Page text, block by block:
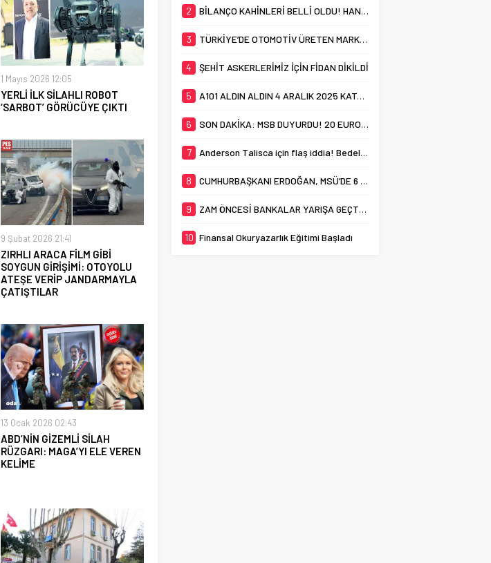
1 Mayıs 2026 12:05
YERLİ İLK SİLAHLI ROBOT
‘SARBOT’ GÖRÜCÜYE ÇIKTI
9 Şubat 2026 21:41
ZIRHLI ARACA FİLM GİBİ
SOYGUN GİRİŞİMİ: OTOYOLU
ATEŞE VERİP JANDARMAYLA
ÇATIŞTILAR
13 Ocak 2026 02:43
ABD’NİN GİZEMLİ SİLAH
RÜZGARI: MAGA’YI ELE VEREN
KELİME
2 BİLANÇO KAHİNLERİ BELLİ OLDU! HANGİ ARACI KURUM EN İSABETLİ TAHMİNİ YAPTI?
3 TÜRKİYE’DE OTOMOTİV ÜRETEN MARKA SAYISI 11’E YÜKSELDİ!
4 ŞEHİT ASKERLERİMİZ İÇİN FİDAN DİKİLDİ
5 A101 ALDIN ALDIN 4 ARALIK 2025 KATALOĞU YAYINDA! A101’DE BU HAFTA NELER VAR?
6 SON DAKİKA: MSB DUYURDU! 20 EUROFİGHTER’IN MALİYETİ NE KADAR OLACAK?
7 Anderson Talisca için flaş iddia! Bedelsiz ayrılabilir
8 CUMHURBAŞKANI ERDOĞAN, MSÜ’DE 6 YENİ CAMİNİN AÇILIŞINI YAPTI
9 ZAM ÖNCESİ BANKALAR YARIŞA GEÇTİ: 15 BİN LİRALIK MAAŞA 25 BİN LİRA PROMOSYON
10 Finansal Okuryazarlık Eğitimi Başladı